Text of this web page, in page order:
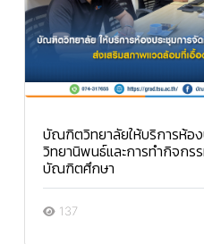
บัณฑิตวิทยาลัยให้บริการห้อ
วิทยานิพนธ์และการทำกิจกร
บัณฑิตศึกษา
137